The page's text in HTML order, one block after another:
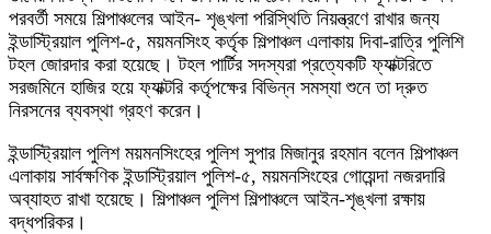
পরবর্তী সময়ে শিল্পাঞ্চলের আইন- শৃঙ্খলা পরিস্থিতি নিয়ন্ত্রণে রাখার জন্য
ইন্ডাস্ট্রিয়াল পুলিশ-৫, ময়মনসিংহ কর্তৃক শিল্পাঞ্চল এলাকায় দিবা-রাত্রি পুলিশি
টহল জোরদার করা হয়েছে। টহল পার্টির সদস্যরা প্রত্যেকটি ফ্যাক্টরিতে
সরজমিনে হাজির হয়ে ফ্যাক্টরি কর্তৃপক্ষের বিভিন্ন সমস্যা শুনে তা দ্রুত
নিরসনের ব্যবস্থা গ্রহণ করেন।
ইন্ডাস্ট্রিয়াল পুলিশ ময়মনসিংহের পুলিশ সুপার মিজানুর রহমান বলেন শিল্পাঞ্চল
এলাকায় সার্বক্ষণিক ইন্ডাস্ট্রিয়াল পুলিশ-৫, ময়মনসিংহের গোয়েন্দা নজরদারি
অব্যাহত রাখা হয়েছে। শিল্পাঞ্চল পুলিশ শিল্পাঞ্চলে আইন-শৃঙ্খলা রক্ষায়
বদ্ধপরিকর।